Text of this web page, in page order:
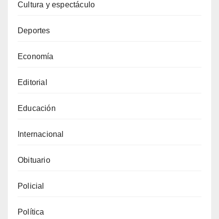
Cultura y espectáculo
Deportes
Economía
Editorial
Educación
Internacional
Obituario
Policial
Política